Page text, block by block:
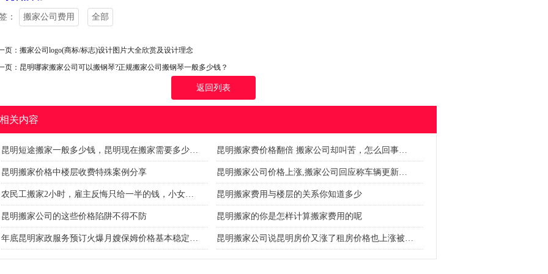
： 搬家公司费用 全部
页： 搬家公司logo(商标/标志)设计图片大全欣赏及设计理念
页： 昆明哪家搬家公司可以搬钢琴?正规搬家公司搬钢琴一般多少钱？
返回列表
相关内容
昆明短途搬家一般多少钱，昆明现在搬家需要多少… 昆明搬家费价格翻倍 搬家公司却叫苦，怎么回事…
昆明搬家价格中楼层收费特殊案例分享 昆明搬家公司价格上涨,搬家公司回应称车辆更新…
农民工搬家2小时，雇主反悔只给一半的钱，小女… 昆明搬家费用与楼层的关系你知道多少
昆明搬家公司的这些价格陷阱不得不防 昆明搬家的你是怎样计算搬家费用的呢
年底昆明家政服务预订火爆月嫂保姆价格基本稳定… 昆明搬家公司说昆明房价又涨了租房价格也上涨被…